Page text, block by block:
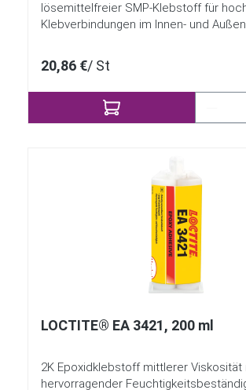
lösemittelfreier SMP-Klebstoff für
Klebverbindungen im Innen- und
20,86 €/ St
LOCTITE® EA 3421, 200 ml
2K Epoxidklebstoff mittlerer Viskosität
hervorragender